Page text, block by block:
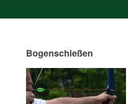
Bogenschießen